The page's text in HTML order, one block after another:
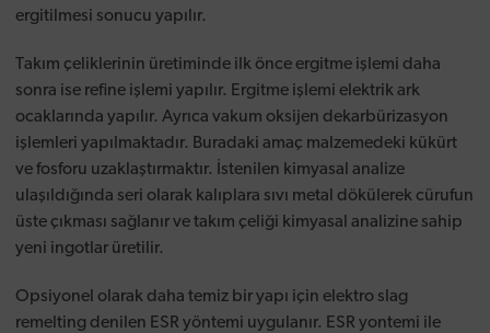
ergitilmesi sonucu yapılır.
Takım çeliklerinin üretiminde ilk önce ergitme işlemi daha
sonra ise refine işlemi yapılır. Ergitme işlemi elektrik ark
ocaklarında yapılır. Ayrıca vakum oksijen dekarbürizasyon
işlemleri yapılmaktadır. Buradaki amaç malzemedeki kükürt
ve fosforu uzaklaştırmaktır. İstenilen kimyasal analize
ulaşıldığında seri olarak kalıplara sıvı metal dökülerek cürufun
üste çıkması sağlanır ve takım çeliği kimyasal analizine sahip
yeni ingotlar üretilir.
Opsiyonel olarak daha temiz bir yapı için elektro slag
remelting denilen ESR yöntemi uygulanır. ESR yontemi ile